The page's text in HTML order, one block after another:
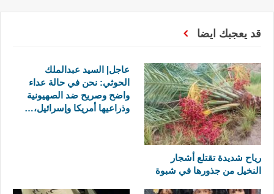
قد يعجبك ايضا
رياح شديدة تقتلع أشجار
النخيل من جذورها في شبوة
عاجل| السيد عبدالملك
الحوثي: نحن في حالة عداء
واضح وصريح ضد الصهيونية
وذراعيها أمريكا وإسرائيل،…